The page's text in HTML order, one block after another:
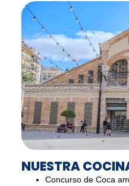
NUESTRA
Concurso de Coca